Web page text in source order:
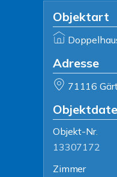
Objektart
Adresse
71116
Objekt-Nr.
13307172
Zimmer